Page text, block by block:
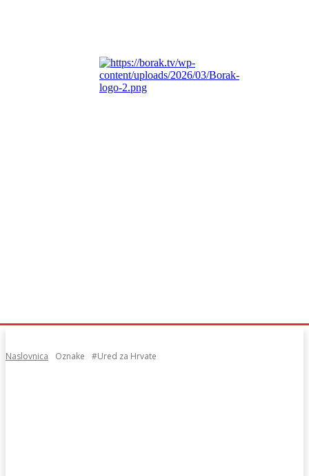
Naslovnica Oznake #Ured za Hrvate